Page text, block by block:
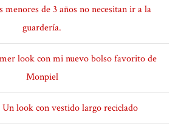
menores de 3 años no necesitan ir a la
guardería.
look con mi nuevo bolso favorito de
Monpiel
Un look con vestido largo reciclado